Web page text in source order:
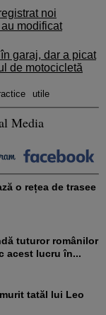
noi
modificat
garaj, dar a picat
de motocicletă
utile
Media
acest lucru în...